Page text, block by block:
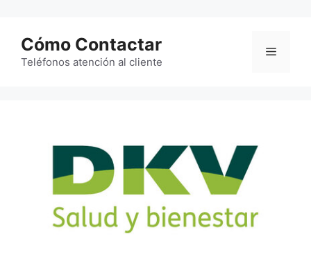
contenido
Cómo Contactar
Teléfonos atención al cliente
Menú